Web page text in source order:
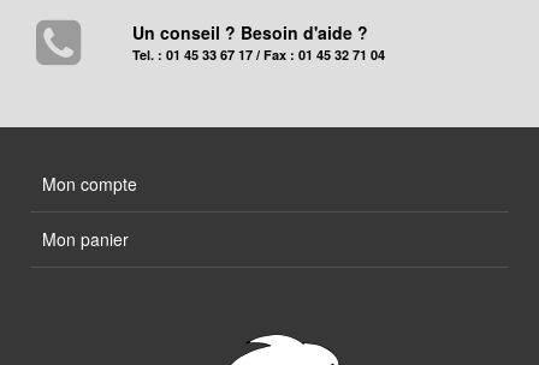
Un conseil ? Besoin d'aide ?
Tel. : 01 45 33 67 17 / Fax : 01 45 32 71 04
Mon compte
Mon panier